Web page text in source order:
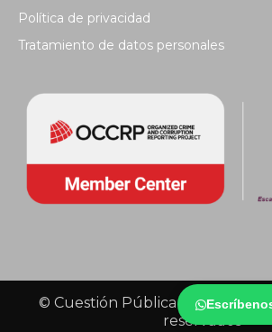
Política de privacidad
Tratamiento de datos personales
© Cuestión Pública 2018 -
reservados